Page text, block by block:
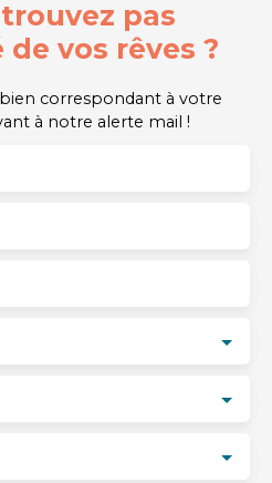
pas
vos rêves ?
correspondant à votre
à notre alerte mail !